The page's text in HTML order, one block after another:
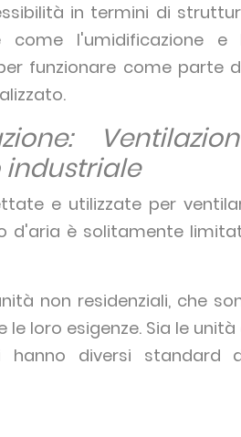
in termini di
come l'umidificazione e
funzionare come parte
industriale
e utilizzate per
d'aria è solitamente
non residenziali, che
loro esigenze. Sia le unità
hanno diversi standard